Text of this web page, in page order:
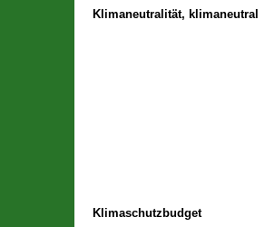
Klimaneutralität, klimaneutral
Klimaschutzbudget